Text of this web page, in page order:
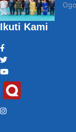
Ikuti Kami